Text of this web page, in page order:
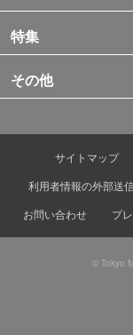
特集
その他
サイトマップ
利用者情報の外部送
お問い合わせ
プ
© Tokyo